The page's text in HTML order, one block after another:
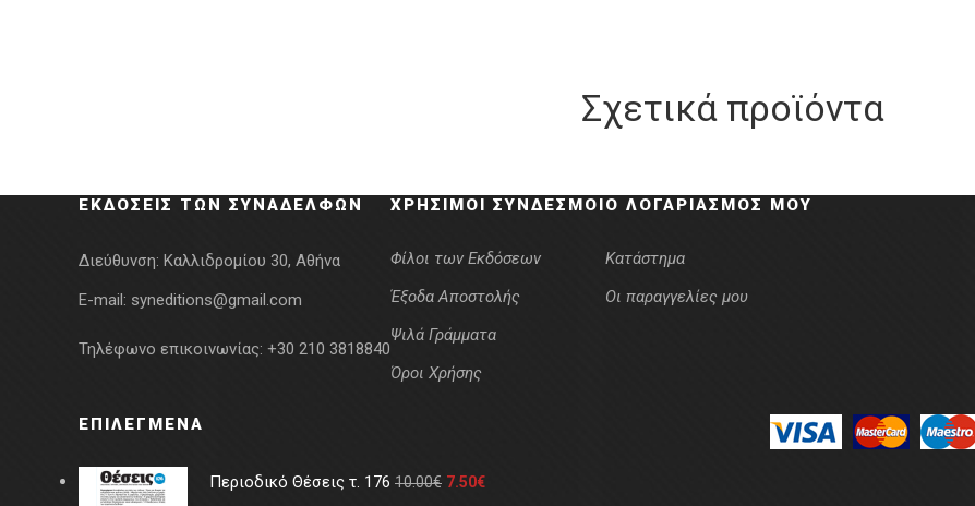
Σχετικά προϊόντα
ΕΚΔΌΣΕΙΣ ΤΩΝ ΣΥΝΑΔΈΛΦΩΝ
Διεύθυνση: Καλλιδρομίου 30, Αθήνα
E-mail: syneditions@gmail.com
Τηλέφωνο επικοινωνίας: +30 210 3818840
ΧΡΉΣΙΜΟΙ ΣΎΝΔΕΣΜΟΙ
Φίλοι των Εκδόσεων
Έξοδα Αποστολής
Ψιλά Γράμματα
Όροι Χρήσης
Ο ΛΟΓΑΡΙΑΣΜΌΣ ΜΟΥ
Κατάστημα
Οι παραγγελίες μου
ΕΠΙΛΕΓΜΈΝΑ
Περιοδικό Θέσεις τ. 176 10.00€ 7.50€